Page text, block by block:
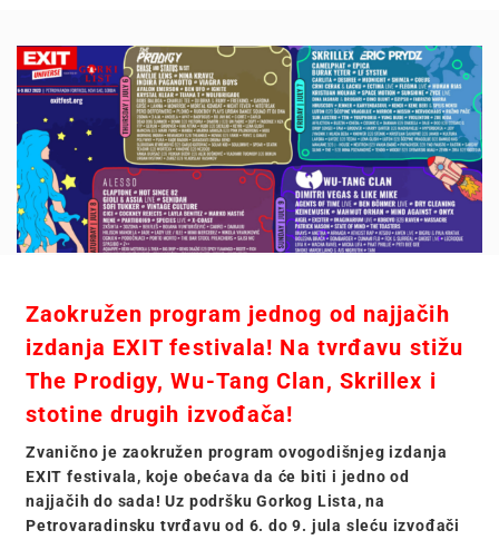
Zaokružen program jednog od najjačih
izdanja EXIT festivala! Na tvrđavu stižu
The Prodigy, Wu-Tang Clan, Skrillex i
stotine drugih izvođača!
Zvanično je zaokružen program ovogodišnjeg izdanja
EXIT festivala, koje obećava da će biti i jedno od
najjačih do sada!Uz podršku Gorkog Lista, na
Petrovaradinsku tvrđavu od 6. do 9. jula sleću izvođači